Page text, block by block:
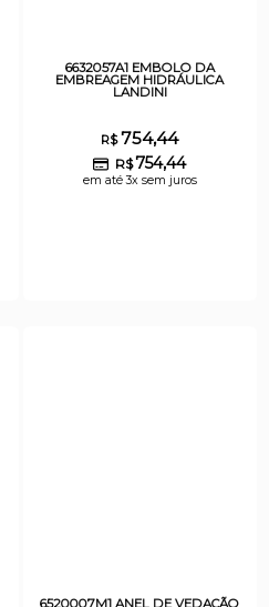
6632057A1 EMBOLO DA
EMBREAGEM HIDRÁULICA
LANDINI
R$754,44
R$754,44
em até 3x sem juros
6520007M1 ANEL DE VEDAÇÃO